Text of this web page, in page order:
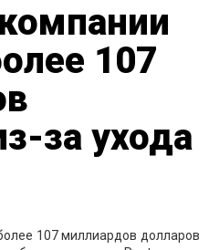
107
за ухода
107 миллиардов долларов